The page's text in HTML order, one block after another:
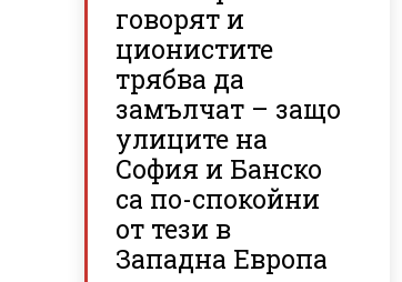
говорят и
ционистите
трябва да
замълчат – защо
улиците на
София и Банско
са по-спокойни
от тези в
Западна Европа